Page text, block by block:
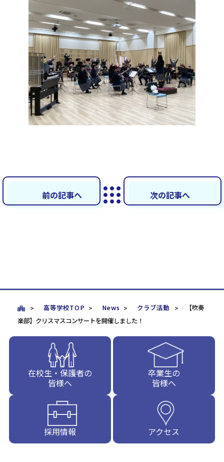
前の記事へ 次の記事へ
高等学校TOP News クラブ活動
【吹奏
楽部】クリスマスコンサートを開催しました！
在校生・保護者の
皆様へ
卒業生の
皆様へ
採用情報 アクセス